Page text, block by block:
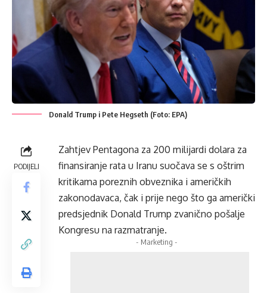
Donald Trump i Pete Hegseth (Foto: EPA)
PODIJELI
Zahtjev Pentagona za 200 milijardi dolara za
finansiranje rata u Iranu suočava se s oštrim
kritikama poreznih obveznika i američkih
zakonodavaca, čak i prije nego što ga američki
predsjednik Donald Trump zvanično pošalje
Kongresu na razmatranje.
- Marketing -